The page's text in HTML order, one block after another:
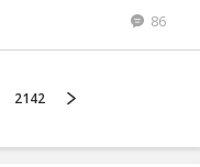
86
2142